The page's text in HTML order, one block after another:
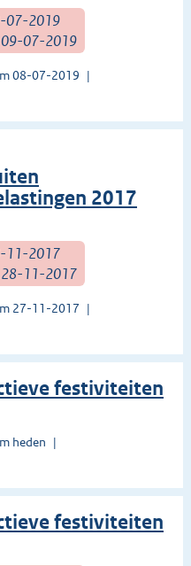
07-2019
09-07-2019
08-07-2019
2017
11-2017
28-11-2017
27-11-2017
festiviteiten
heden
festiviteiten